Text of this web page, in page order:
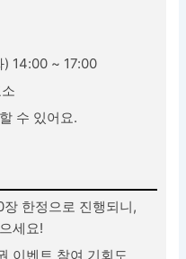
) 14:00 ~ 17:00
수 있어요.
한정으로 진행되니,
세요!
이벤트 참여 기회도